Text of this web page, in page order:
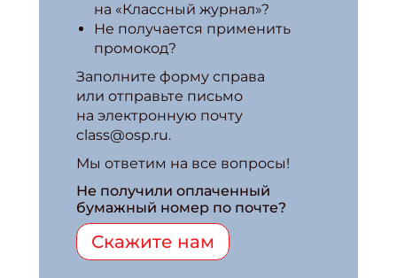
на «Классный журнал»?
Не получается применить
промокод?
Заполните форму справа
или отправьте письмо
на электронную почту
class@osp.ru.
Мы ответим на все вопросы!
Не получили оплаченный
бумажный номер по почте?
Скажите нам